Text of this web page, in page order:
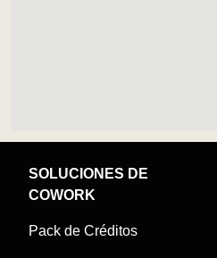
SOLUCIONES DE
COWORK
Pack de Créditos